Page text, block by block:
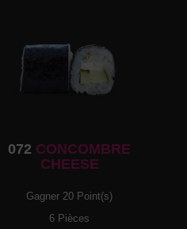
072 CONCOMBRE
CHEESE
Gagner 20 Point(s)
6 Pièces